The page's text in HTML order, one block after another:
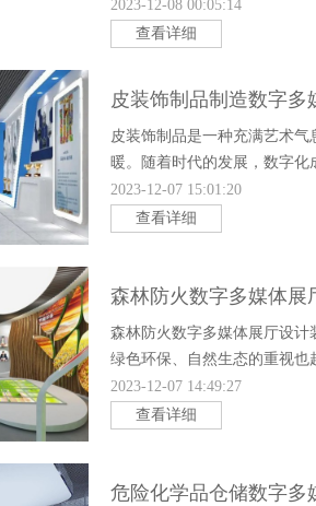
体展厅。该展厅以现代化技术
2023-12-08 00:05:14
查看详细
皮装饰制品制造数字多
皮装饰制品是一种充满艺术
暖。随着时代的发展，数字
设计皮装饰制品制造数字多媒
2023-12-07 15:01:20
查看详细
森林防火数字多媒体展
森林防火数字多媒体展厅设
绿色环保、自然生态的重视
全球气候、水文循环和物种保
2023-12-07 14:49:27
查看详细
危险化学品仓储数字多